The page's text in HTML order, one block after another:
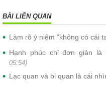
BÀI LIÊN QUAN
Làm rõ ý niệm "không có cái
Hạnh phúc chỉ đơn giản
05:54)
Lạc quan và bi quan là cái